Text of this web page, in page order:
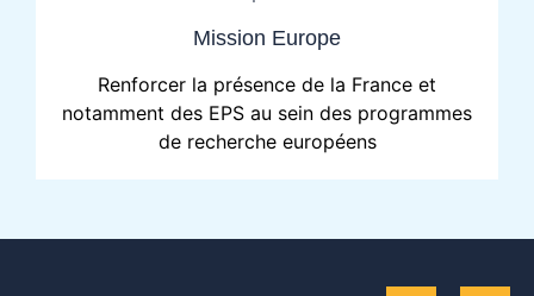
Mission Europe
Renforcer la présence de la France et
notamment des EPS au sein des programmes
de recherche européens